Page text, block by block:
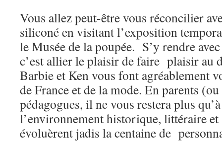
Vous allez peut-être vous réconcilier
siliconé en visitant l’exposition
le Musée de la poupée. S’y rendre
c’est allier le plaisir de faire plaisir au
Barbie et Ken vous font agréablement
de France et de la mode. En parents
pédagogues, il ne vous restera plus
l’environnement historique, littéraire
évoluèrent jadis la centaine de